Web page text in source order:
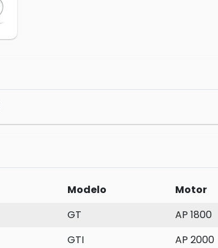
Modelo Motor
GT AP 1800
GTI AP 2000